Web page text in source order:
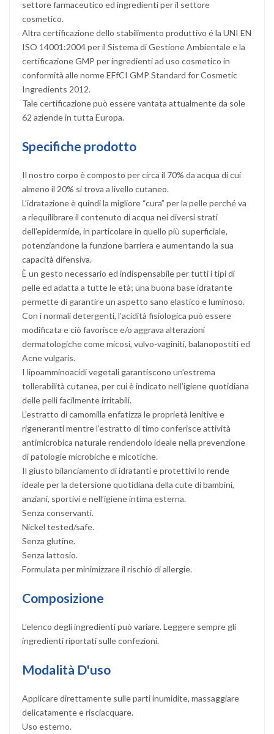
settore farmaceutico ed ingredienti per il settore
cosmetico.
Altra certificazione dello stabilimento produttivo é la UNI EN
ISO 14001:2004 per il Sistema di Gestione Ambientale e la
certificazione GMP per ingredienti ad uso cosmetico in
conformità alle norme EFfCI GMP Standard for Cosmetic
Ingredients 2012.
Tale certificazione può essere vantata attualmente da sole
62 aziende in tutta Europa.
Specifiche prodotto
Il nostro corpo è composto per circa il 70% da acqua di cui
almeno il 20% si trova a livello cutaneo.
L’idratazione è quindi la migliore “cura” per la pelle perché va
a riequilibrare il contenuto di acqua nei diversi strati
dell’epidermide, in particolare in quello più superficiale,
potenziandone la funzione barriera e aumentando la sua
capacità difensiva.
È un gesto necessario ed indispensabile per tutti i tipi di
pelle ed adatta a tutte le età; una buona base idratante
permette di garantire un aspetto sano elastico e luminoso.
Con i normali detergenti, l’acidità fisiologica può essere
modificata e ciò favorisce e/o aggrava alterazioni
dermatologiche come micosi, vulvo-vaginiti, balanopostiti ed
Acne vulgaris.
I lipoamminoacidi vegetali garantiscono un’estrema
tollerabilità cutanea, per cui è indicato nell’igiene quotidiana
delle pelli facilmente irritabili.
L’estratto di camomilla enfatizza le proprietà lenitive e
rigeneranti mentre l’estratto di timo conferisce attività
antimicrobica naturale rendendolo ideale nella prevenzione
di patologie microbiche e micotiche.
Il giusto bilanciamento di idratanti e protettivi lo rende
ideale per la detersione quotidiana della cute di bambini,
anziani, sportivi e nell’igiene intima esterna.
Senza conservanti.
Nickel tested/safe.
Senza glutine.
Senza lattosio.
Formulata per minimizzare il rischio di allergie.
Composizione
L’elenco degli ingredienti può variare. Leggere sempre gli
ingredienti riportati sulle confezioni.
Modalità D'uso
Applicare direttamente sulle parti inumidite, massaggiare
delicatamente e risciacquare.
Uso esterno.